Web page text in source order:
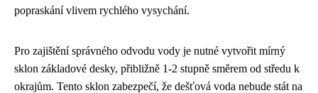
popraskání vlivem rychlého vysychání.
Pro zajištění správného odvodu vody je nutné vytvořit mírný
sklon základové desky, přibližně 1-2 stupně směrem od středu k
okrajům. Tento sklon zabezpečí, že dešťová voda nebude stát na